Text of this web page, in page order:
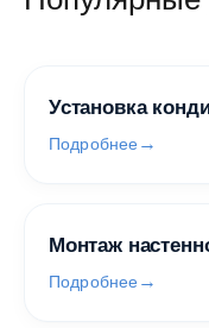
Установка
Подробнее
Монтаж
Подробнее